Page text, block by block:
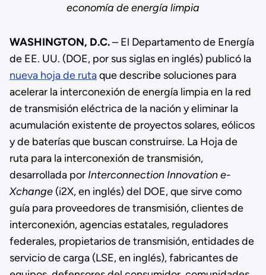
economía de energía limpia
WASHINGTON, D.C.– El Departamento de Energía
de EE. UU. (DOE, por sus siglas en inglés) publicó la
nueva hoja de rutaque describe soluciones para
acelerar la interconexión de energía limpia en la red
de transmisión eléctrica de la nación y eliminar la
acumulación existente de proyectos solares, eólicos
y de baterías que buscan construirse. La Hoja de
ruta para la interconexión de transmisión,
desarrollada porInterconnection Innovation e-
Xchange(i2X, en inglés) del DOE, que sirve como
guía para proveedores de transmisión, clientes de
interconexión, agencias estatales, reguladores
federales, propietarios de transmisión, entidades de
servicio de carga (LSE, en inglés), fabricantes de